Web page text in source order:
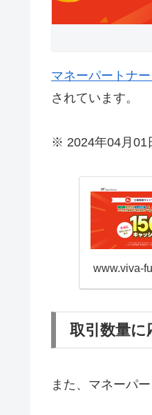
マネーパートナ
されています。
※ 2024年04月01
www.viva-
取引数量に
また、マネーパ